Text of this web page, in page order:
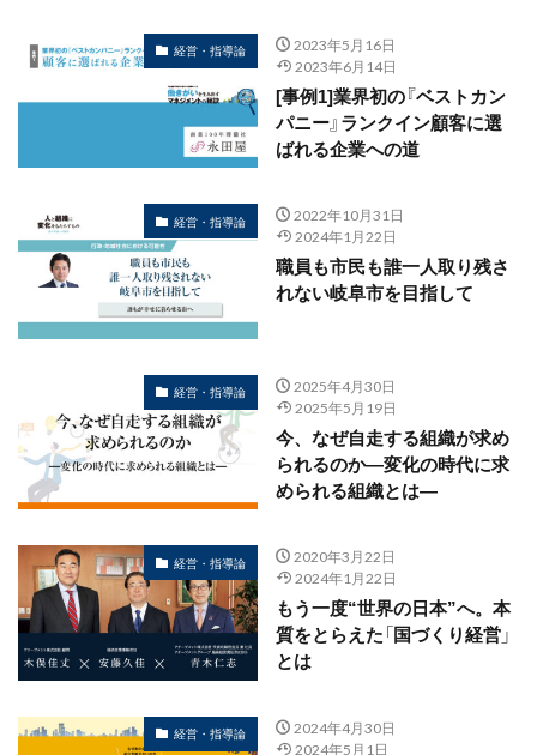
経営・指導論
2023年5月16日
2023年6月14日
[事例1]業界初の『ベストカン
パニー』ランクイン顧客に選
ばれる企業への道
経営・指導論
2022年10月31日
2024年1月22日
職員も市民も誰一人取り残さ
れない岐阜市を目指して
経営・指導論
2025年4月30日
2025年5月19日
今、なぜ自走する組織が求め
られるのか―変化の時代に求
められる組織とは―
経営・指導論
2020年3月22日
2024年1月22日
もう一度“世界の日本”へ。本
質をとらえた「国づくり経営」
とは
経営・指導論
2024年4月30日
2024年5月1日